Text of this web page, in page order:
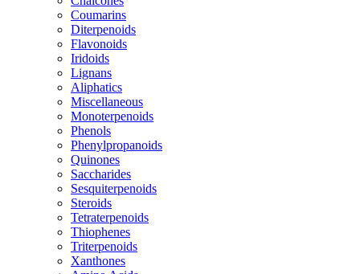
Coumarins
Diterpenoids
Flavonoids
Iridoids
Lignans
Aliphatics
Miscellaneous
Monoterpenoids
Phenols
Phenylpropanoids
Quinones
Saccharides
Sesquiterpenoids
Steroids
Tetraterpenoids
Thiophenes
Triterpenoids
Xanthones